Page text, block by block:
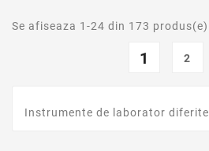
Se afiseaza 1-24 din 173 produs(e)
1 2
Instrumente de laborator diferite